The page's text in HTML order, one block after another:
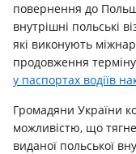
повернення до
внутрішні польські
які виконують
продовження
у паспортах водіїв
Громадяни України
можливістю, що
виданої польської